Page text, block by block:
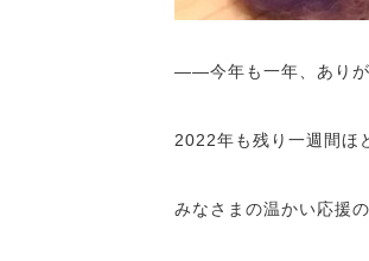
――今年も一年、あり
2022年も残り一週間ほ
みなさまの温かい応援